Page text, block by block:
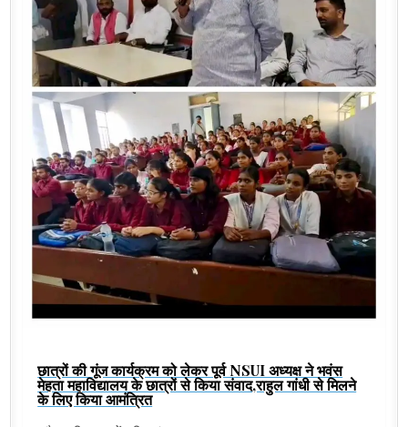
छात्रों की गूंज कार्यक्रम को लेकर पूर्व NSUI अध्यक्ष ने भवंस
मेहता महाविद्यालय के छात्रों से किया संवाद,राहुल गांधी से मिलने
के लिए किया आमंत्रित